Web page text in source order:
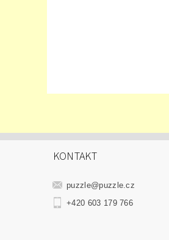
KONTAKT
puzzle@puzzle.cz
+420 603 179 766